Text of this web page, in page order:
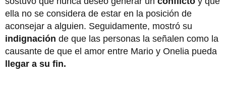
ella no se considera de estar en la posición de
aconsejar a alguien. Seguidamente, mostró su
indignación de que las personas la señalen como la
causante de que el amor entre Mario y Onelia pueda
llegar a su fin.